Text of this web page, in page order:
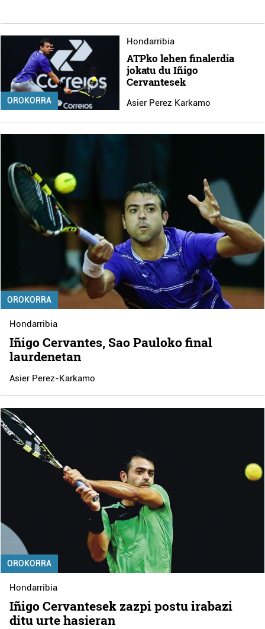
OROKORRA
Hondarribia
ATPko lehen finalerdia
jokatu du Iñigo
Cervantesek
Asier Perez Karkamo
OROKORRA
Hondarribia
Iñigo Cervantes, Sao Pauloko final
laurdenetan
Asier Perez-Karkamo
OROKORRA
Hondarribia
Iñigo Cervantesek zazpi postu irabazi
ditu urte hasieran